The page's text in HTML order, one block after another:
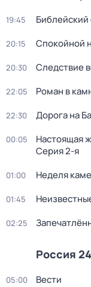
19:45
20:15 Спокойной
20:30 Следствие
22:05 Роман в
22:30 Дорога на
00:05 Настоящая
Серия 2-я
01:00 Неделя
01:45
02:25
Россия 24
05:00 Вести